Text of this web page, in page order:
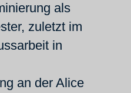
als
zuletzt im
in
an der Alice